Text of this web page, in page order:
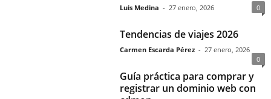
Luis Medina - 27 enero, 2026 0
Tendencias de viajes 2026
Carmen Escarda Pérez - 27 enero, 2026
0
Guía práctica para comprar y
registrar un dominio web con